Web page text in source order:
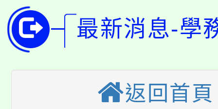
代理(課)教師甄選結果(
公告本校115學年度第
代理(課)教師甄選結果(
轉知中國文化大學推廣
《TA101》溝通分析基
程，歡迎學生輔導中心
轉知苗栗縣政府辦理
縣市「校園短影音徵
桃園市115學年度學生
最新消息-學
返回首頁